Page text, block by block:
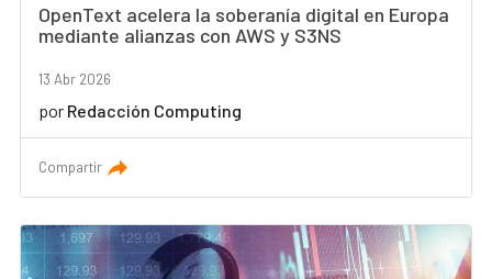
OpenText acelera la soberanía digital en Europa
mediante alianzas con AWS y S3NS
13 Abr 2026
por Redacción Computing
Compartir